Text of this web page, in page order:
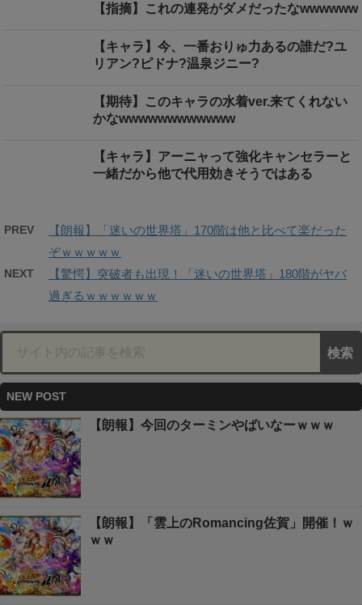
【指摘】これの連発がダメだったなwwwwww
【キャラ】今、一番おりゅ力あるの誰だ?ユ
リアン?ピドナ?温泉ジニー?
【期待】このキャラの水着ver.来てくれない
かなwwwwwwwwwwww
【キャラ】アーニャって強化キャンセラーと
一緒だから他で代用効きそうではある
PREV
【朗報】「迷いの世界塔」170階は他と比べて楽だった
ぞｗｗｗｗｗ
NEXT
【驚愕】突破者も出現！「迷いの世界塔」180階がヤバ
過ぎるｗｗｗｗｗｗ
NEW POST
【朗報】今回のターミンやばいなーｗｗｗ
【朗報】「雲上のRomancing佐賀」開催！ｗ
ｗｗ